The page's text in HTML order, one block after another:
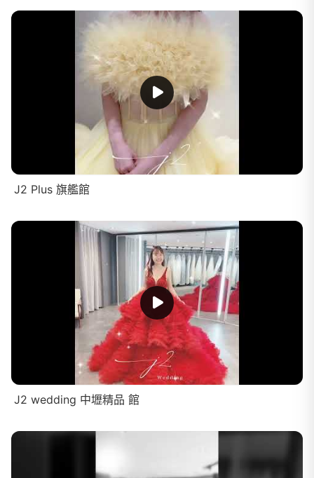
J2 Plus 旗艦館
J2 wedding 中壢精品 館